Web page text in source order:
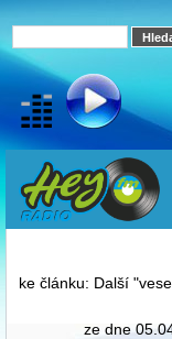
ke článku: Další
ze dne